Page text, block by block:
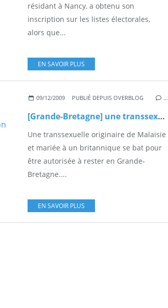
résidant à Nancy, a obtenu son
inscription sur les listes électorales,
alors que...
EN SAVOIR PLUS
09/12/2009 PUBLIÉ DEPUIS OVERBLOG …
[Grande-Bretagne] une transsexuelle mariée à un Britannique menacée d'expulsion vers la Malaisie
Une transsexuelle originaire de Malaisie
et mariée à un britannique se bat pour
être autorisée à rester en Grande-
Bretagne....
EN SAVOIR PLUS